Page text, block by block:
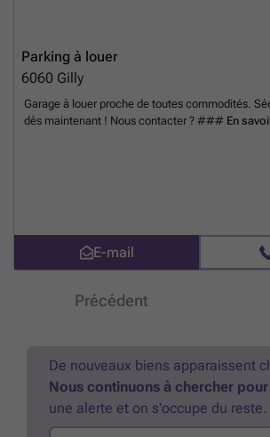
Parking à louer
6060 Gilly
Garage à louer proche de toutes commodités.
dès maintenant ! Nous contacter ? ### En
E-mail
Précédent
De nouveaux biens apparaissent
Nous continuons à chercher
une alerte et on s'occupe du reste.